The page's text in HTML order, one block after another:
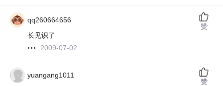
qq260664656
长见识了
2009-07-02
赞
yuangang1011
赞